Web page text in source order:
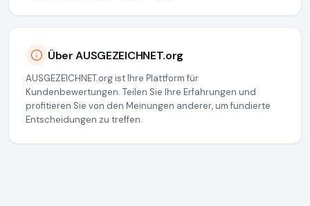
Über AUSGEZEICHNET.org
AUSGEZEICHNET.org ist Ihre Plattform für
Kundenbewertungen. Teilen Sie Ihre Erfahrungen und
profitieren Sie von den Meinungen anderer, um fundierte
Entscheidungen zu treffen.